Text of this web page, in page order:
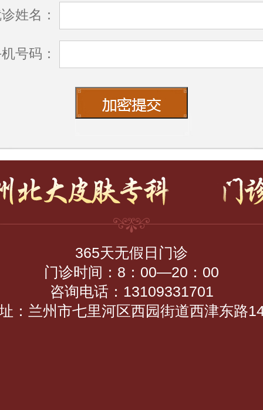
姓名：
号码：
365天无假日门诊
门诊时间：8：00—20：00
咨询电话：13109331701
：兰州市七里河区西园街道西津东路